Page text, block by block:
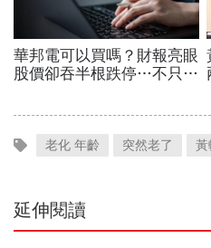
老化 年齡 突然老了 黃
延伸閱讀